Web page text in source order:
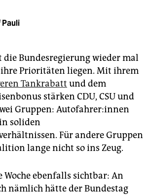
Pauli
die Bundesregierung wieder mal
Prioritäten liegen. Mit ihrem
Tankrabatt und dem
stärken CDU, CSU und
Gruppen: Au­to­fah­re­r:in­nen
soliden
Für andere Gruppen
lange nicht so ins Zeug.
Woche ebenfalls sichtbar: An
nämlich hätte der Bundestag